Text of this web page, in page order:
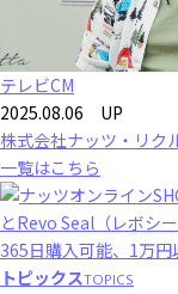
テレビCM
2025.08.06 UP
株式会社ナッツ・リク
一覧はこちら
トピックスTOPICS